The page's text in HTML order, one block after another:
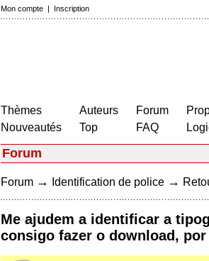
Mon compte | Inscription
Thèmes
Nouveautés
Auteurs
Top
Forum
FAQ
Forum
Forum → Identification de police →
Me ajudem a identificar a
consigo fazer o download,